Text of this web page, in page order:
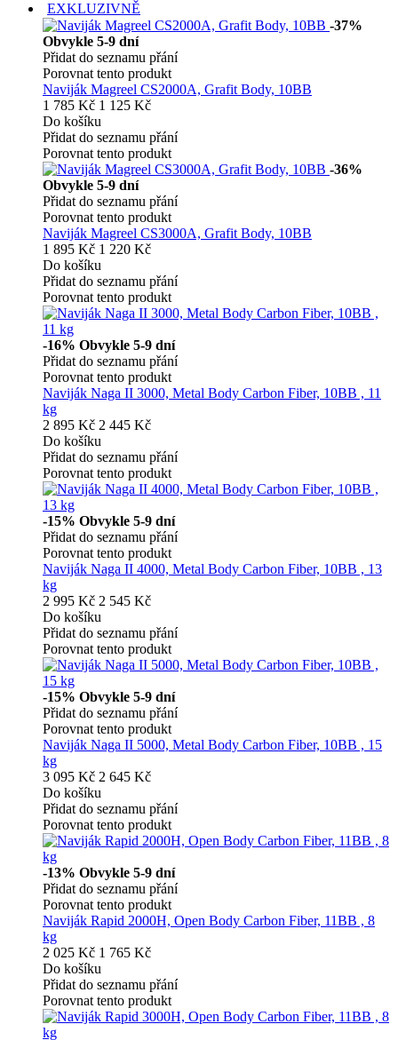
EXKLUZIVNĚ
-37%
Obvykle 5-9 dní
Přidat do seznamu přání
Porovnat tento produkt
Naviják Magreel CS2000A, Grafit Body, 10BB
1 785 Kč 1 125 Kč
Do košíku
Přidat do seznamu přání
Porovnat tento produkt
-36%
Obvykle 5-9 dní
Přidat do seznamu přání
Porovnat tento produkt
Naviják Magreel CS3000A, Grafit Body, 10BB
1 895 Kč 1 220 Kč
Do košíku
Přidat do seznamu přání
Porovnat tento produkt
-16% Obvykle 5-9 dní
Přidat do seznamu přání
Porovnat tento produkt
Naviják Naga II 3000, Metal Body Carbon Fiber, 10BB , 11
kg
2 895 Kč 2 445 Kč
Do košíku
Přidat do seznamu přání
Porovnat tento produkt
-15% Obvykle 5-9 dní
Přidat do seznamu přání
Porovnat tento produkt
Naviják Naga II 4000, Metal Body Carbon Fiber, 10BB , 13
kg
2 995 Kč 2 545 Kč
Do košíku
Přidat do seznamu přání
Porovnat tento produkt
-15% Obvykle 5-9 dní
Přidat do seznamu přání
Porovnat tento produkt
Naviják Naga II 5000, Metal Body Carbon Fiber, 10BB , 15
kg
3 095 Kč 2 645 Kč
Do košíku
Přidat do seznamu přání
Porovnat tento produkt
-13% Obvykle 5-9 dní
Přidat do seznamu přání
Porovnat tento produkt
Naviják Rapid 2000H, Open Body Carbon Fiber, 11BB , 8
kg
2 025 Kč 1 765 Kč
Do košíku
Přidat do seznamu přání
Porovnat tento produkt